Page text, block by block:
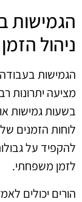
הגמישות
ניהול הזמן
הגמישות
מציעה יתרונות
בשעות גמישות
לוחות הזמנים
להקפיד על
לזמן משפחתי.
הורים יכולים